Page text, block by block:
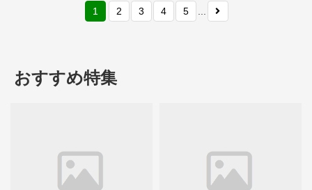
1 2 3 4 5
おすすめ特集